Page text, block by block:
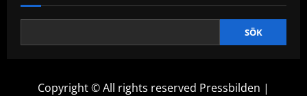
SÖK
Copyright © All rights reserved Pressbilden |